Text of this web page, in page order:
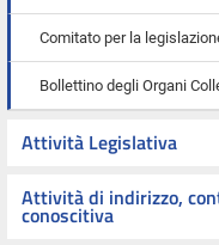
Comitato per la
Bollettino degli Organi
Attività Legislativa
Attività di indirizzo,
conoscitiva